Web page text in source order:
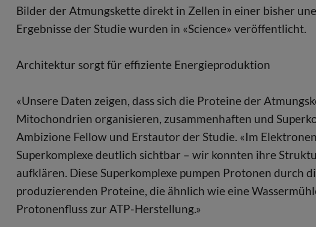
Bilder der Atmungskette direkt in Zellen in einer bisher
Ergebnisse der Studie wurden in «Science» veröffentlicht.
Architektur sorgt für effiziente Energieproduktion
«Unsere Daten zeigen, dass sich die Proteine der
Mitochondrien organisieren, zusammenhaften und
Ambizione Fellow und Erstautor der Studie. «Im
Superkomplexe deutlich sichtbar – wir konnten ihre
aufklären. Diese Superkomplexe pumpen Protonen durch
produzierenden Proteine, die ähnlich wie eine
Protonenfluss zur ATP-Herstellung.»